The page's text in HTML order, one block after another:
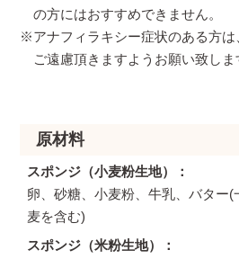
の方にはおすすめできません。
※アナフィラキシー症状のある方
ご遠慮頂きますようお願い致しま
原材料
スポンジ（小麦粉生地）
卵、砂糖、小麦粉、牛乳、バター
麦を含む)
スポンジ（米粉生地）